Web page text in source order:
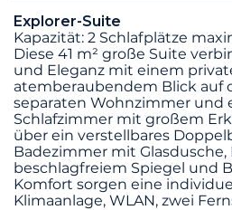
Explorer-Suite
Kapazität: 2 Schlafplätze
Diese 41 m² große Suite
und Eleganz mit einem
atemberaubendem Blick auf
separaten Wohnzimmer und
Schlafzimmer mit großem
über ein verstellbares
Badezimmer mit
beschlagfreiem Spiegel und
Komfort sorgen eine
Klimaanlage, WLAN, zwei